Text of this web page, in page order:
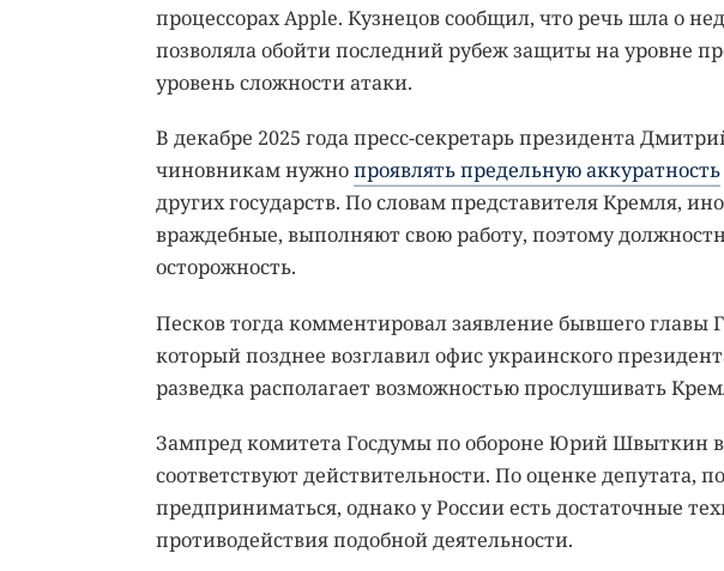
процессорах Apple. Кузнецов сообщил, что речь шла о
позволяла обойти последний рубеж защиты на уровне
уровень сложности атаки.
В декабре 2025 года пресс-секретарь президента
чиновникам нужнопроявлять предельную аккуратность
других государств. По словам представителя Кремля,
враждебные, выполняют свою работу, поэтому
осторожность.
Песков тогда комментировал заявление бывшего
который позднее возглавил офис украинского
разведка располагает возможностью прослушивать
Зампред комитета Госдумы по обороне Юрий Швыткин в
соответствуют действительности. По оценке депутата,
предприниматься, однако у России есть достаточные
противодействия подобной деятельности.